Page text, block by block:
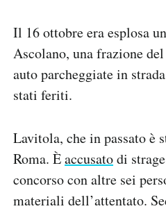
Il 16 ottobre era esplosa
Ascolano, una frazione
auto parcheggiate in
stati feriti.
Lavitola, che in passato è
Roma. Èaccusatodi
concorso con altre sei
materiali dell’attentato.